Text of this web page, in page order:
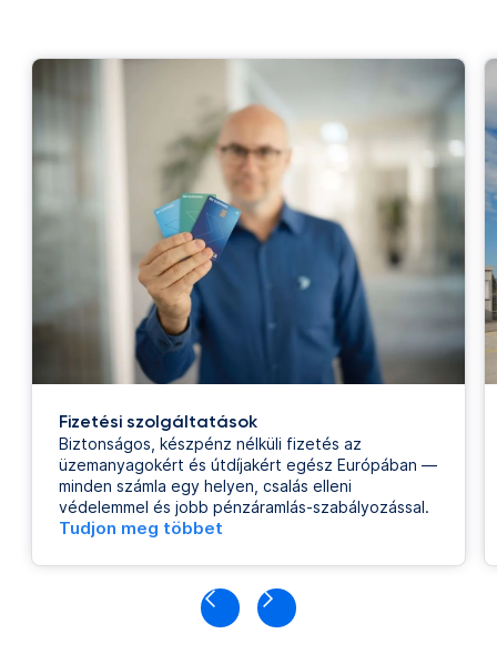
Fizetési szolgáltatások
Biztonságos, készpénz nélküli fizetés az
üzemanyagokért és útdíjakért egész Európában —
minden számla egy helyen, csalás elleni
védelemmel és jobb pénzáramlás-szabályozással.
Tudjon meg többet